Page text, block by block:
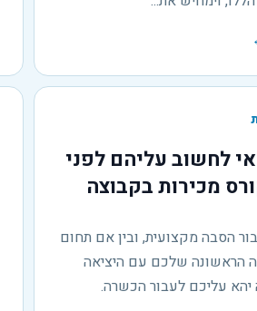
לחשוב עליהם לפני
מכירות בקבוצה
הסבה מקצועית, ובין אם תחום
הראשונה שלכם עם היציאה
עליכם לעבור הכשרה.